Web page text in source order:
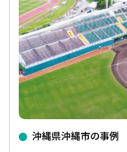
沖縄県沖縄市の事例